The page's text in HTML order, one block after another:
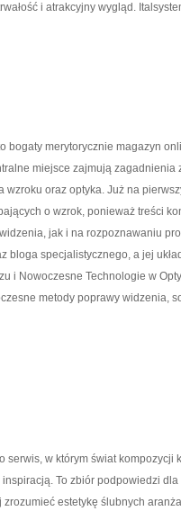
i atrakcyjny wygląd.
bogaty merytorycznie magazyn
miejsce zajmują
wzroku oraz optyka. Już na
o wzrok, ponieważ treści
jak i na rozpoznawaniu
bloga specjalistycznego, a jej
i Nowoczesne Technologie w
metody poprawy widzenia,
serwis, w którym świat
To zbiór podpowiedzi
zrozumieć estetykę ślubnych